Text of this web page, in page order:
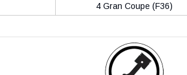
4 Gran Coupe (F36)